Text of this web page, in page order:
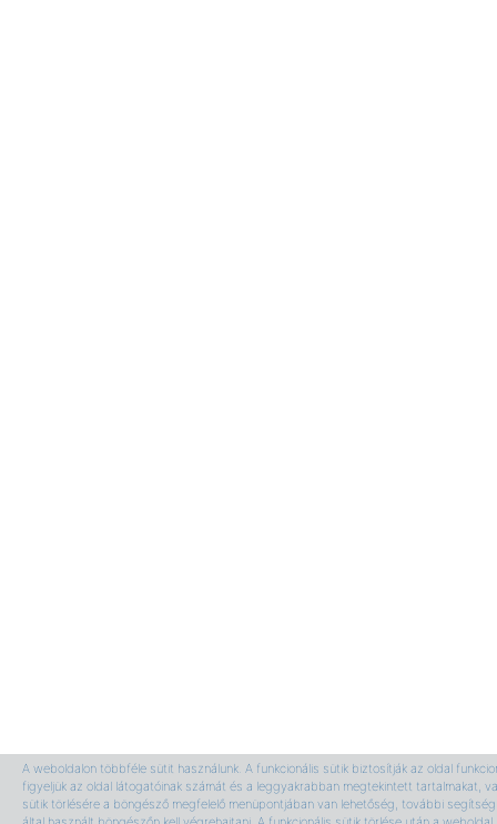
A weboldalon többféle sütit használunk. A funkcionális sütik biztosítják az oldal
figyeljük az oldal látogatóinak számát és a leggyakrabban megtekintett tartalmakat,
sütik törlésére a böngésző megfelelő menüpontjában van lehetőség, további